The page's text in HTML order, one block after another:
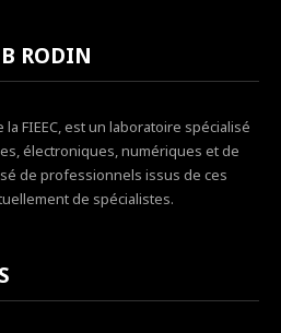
RODIN
FIEEC, est un laboratoire spécialisé
électroniques, numériques et de
de professionnels issus de ces
de spécialistes.